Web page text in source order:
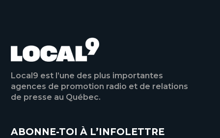
Local9 est l’une des plus importantes
agences de promotion radio et de relations
de presse au Québec.
ABONNE-TOI À L’INFOLETTRE